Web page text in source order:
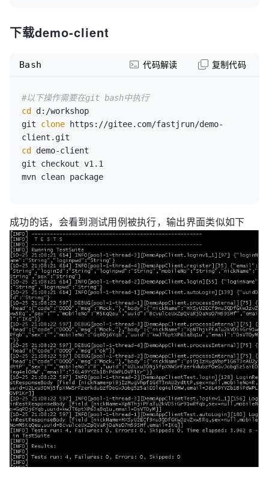
下载demo-client
#以下操作需要在git bash中执行
cd
d:/workshop
git clone https://gitee.com/fastjrun/demo-
cd
demo-client
git checkout v1.1
Bash 代码解读 复制代码
成功的话，会看到测试用例被执行，输出界面类似如下